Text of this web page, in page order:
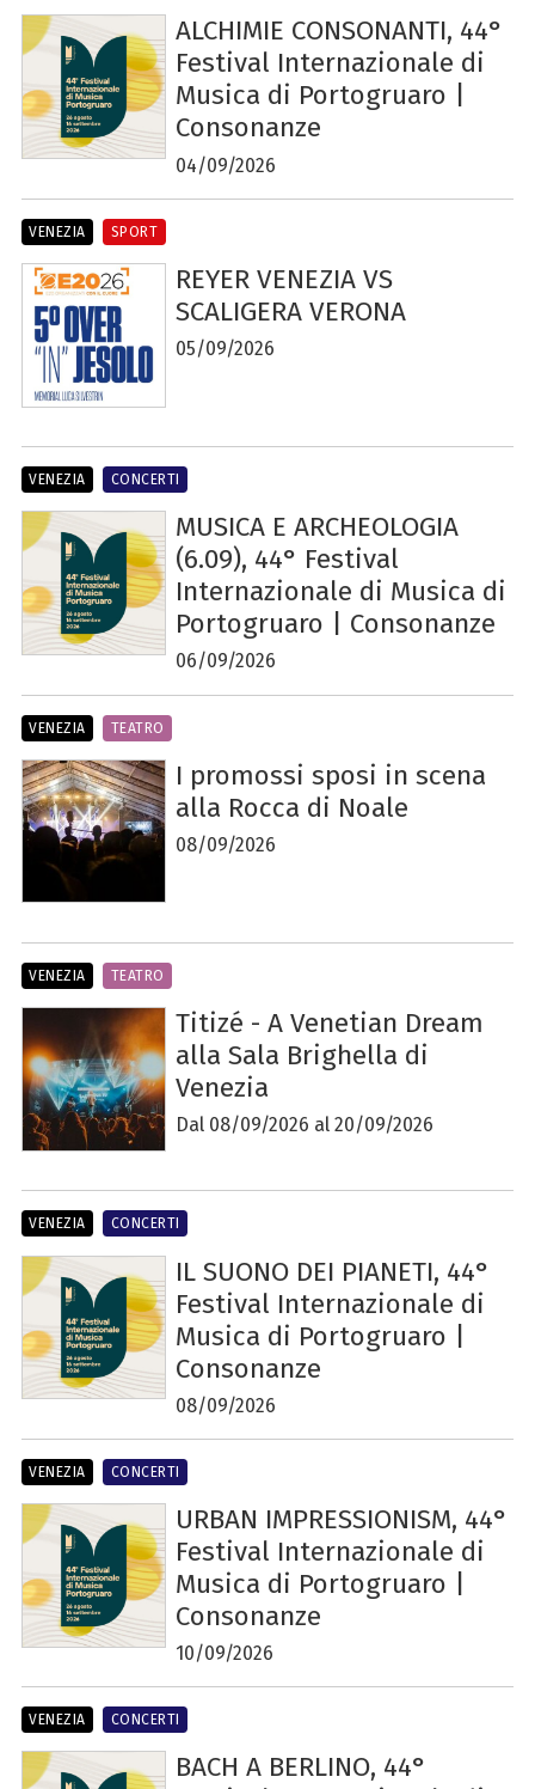
ALCHIMIE CONSONANTI, 44°
Festival Internazionale di
Musica di Portogruaro |
Consonanze
04/09/2026
REYER VENEZIA VS
SCALIGERA VERONA
05/09/2026
VENEZIA SPORT
MUSICA E ARCHEOLOGIA
(6.09), 44° Festival
Internazionale di Musica di
Portogruaro | Consonanze
06/09/2026
VENEZIA CONCERTI
I promossi sposi in scena
alla Rocca di Noale
08/09/2026
VENEZIA TEATRO
Titizé - A Venetian Dream
alla Sala Brighella di
Venezia
Dal 08/09/2026 al 20/09/2026
VENEZIA TEATRO
IL SUONO DEI PIANETI, 44°
Festival Internazionale di
Musica di Portogruaro |
Consonanze
08/09/2026
VENEZIA CONCERTI
URBAN IMPRESSIONISM, 44°
Festival Internazionale di
Musica di Portogruaro |
Consonanze
10/09/2026
VENEZIA CONCERTI
BACH A BERLINO, 44°
VENEZIA CONCERTI